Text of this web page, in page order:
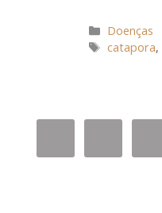
Doenças
catapora,